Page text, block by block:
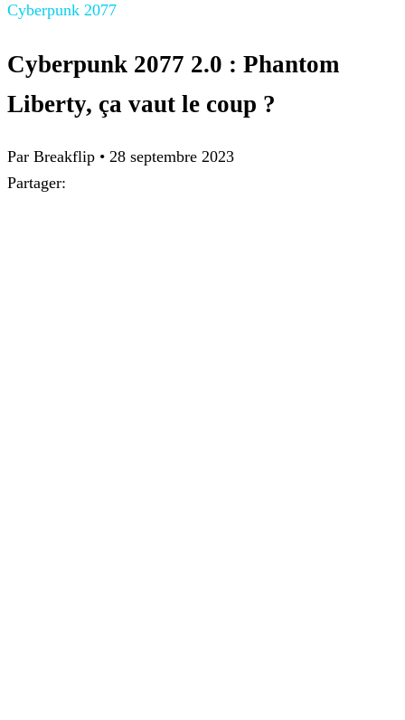
Cyberpunk 2077
Cyberpunk 2077 2.0 : Phantom
Liberty, ça vaut le coup ?
Par Breakflip • 28 septembre 2023
Partager: